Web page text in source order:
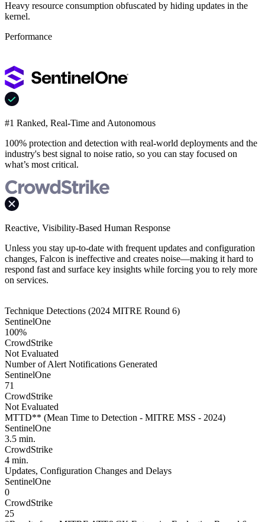
Heavy resource consumption obfuscated by hiding updates in the
kernel.
Performance
#1 Ranked, Real-Time and Autonomous
100% protection and detection with real-world deployments and the
industry's best signal to noise ratio, so you can stay focused on
what’s most critical.
Reactive, Visibility-Based Human Response
Unless you stay up-to-date with frequent updates and configuration
changes, Falcon is ineffective and creates noise—making it hard to
respond fast and surface key insights while forcing you to rely more
on services.
Technique Detections (2024 MITRE Round 6)
SentinelOne
100%
CrowdStrike
Not Evaluated
Number of Alert Notifications Generated
SentinelOne
71
CrowdStrike
Not Evaluated
MTTD** (Mean Time to Detection - MITRE MSS - 2024)
SentinelOne
3.5 min.
CrowdStrike
4 min.
Updates, Configuration Changes and Delays
SentinelOne
0
CrowdStrike
25